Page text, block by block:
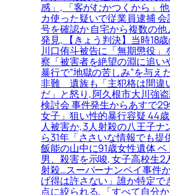
感」, 「客がむかつくから」
カ使った疑いで従業員逮捕
号を確認か 自宅から複数の他
発見, 【きょう判決】当時18
川口侑斗被告に「無期懲役」
察「被害者を絶望の淵に追い
暴行で”地獄の苦しみ”を与え
非難＿遺族も「主犯格は間違
だ」と怒り, 阿久根市大川強
検討会 事件発生からあすで
女子」狙い性的暴行容疑 44
人被害か, 3人射殺の八王子ナ
ら31年「ささいな情報でも提
飯能の山中に91歳女性遺体
男、殺害を示唆, 女子高校生2
射殺…スーパーナンペイ事件
げ得は許さない」誰か特定で
点に絞られる, 「すべて自分か